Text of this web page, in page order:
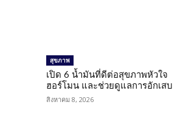
สุขภาพ
เปิด 6 น้ำมันที่ดีต่อสุขภาพหัวใจ
ฮอร์โมน และช่วยดูแลการอักเสบ
สิงหาคม 8, 2026